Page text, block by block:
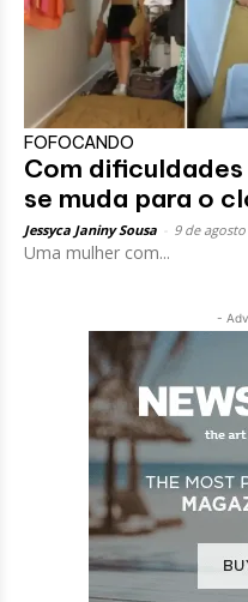
FOFOCANDO
Com
se muda para o
Jessyca Janiny Sousa 9 de
Uma mulher com...
-